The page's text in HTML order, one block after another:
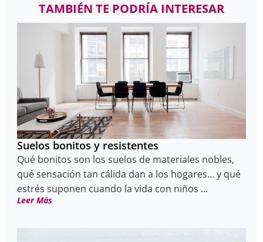
TAMBIÉN TE PODRÍA INTERESAR
Suelos bonitos y resistentes
Qué bonitos son los suelos de materiales nobles,
qué sensación tan cálida dan a los hogares… y qué
estrés suponen cuando la vida con niños ...
Leer Más